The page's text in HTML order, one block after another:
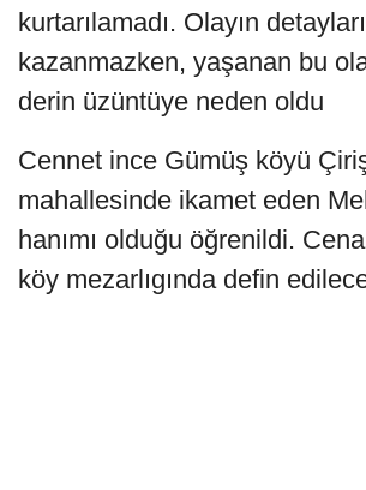
kurtarılamadı. Olayın
kazanmazken, yaşanan bu
derin üzüntüye neden oldu
Cennet ince Gümüş köyü
mahallesinde ikamet eden
hanımı olduğu öğrenildi.
köy mezarlıgında defin